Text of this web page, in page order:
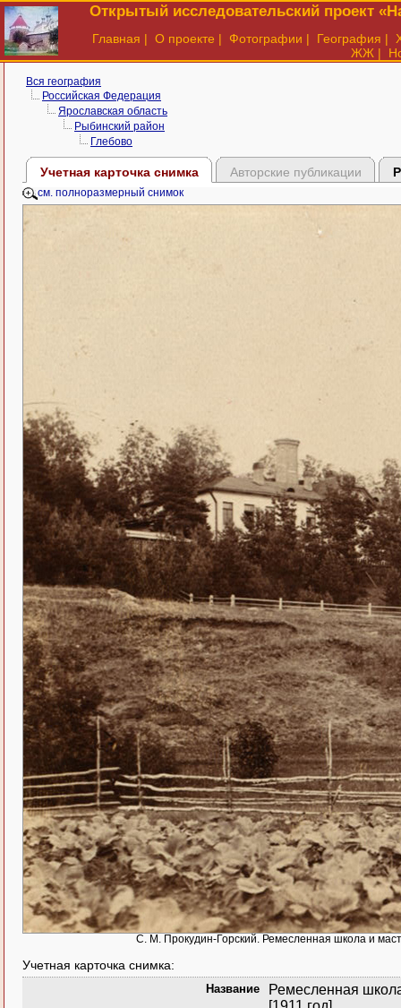
Открытый исследовательский проект
Главная | О проекте | Фотографии | География |
ЖЖ |
Вся география
Российская Федерация
Ярославская область
Рыбинский район
Глебово
Учетная карточка снимка Авторские публикации
см. полноразмерный снимок
С. М. Прокудин-Горский. Ремесленная школа и
Учетная карточка снимка:
Название
Ремесленная